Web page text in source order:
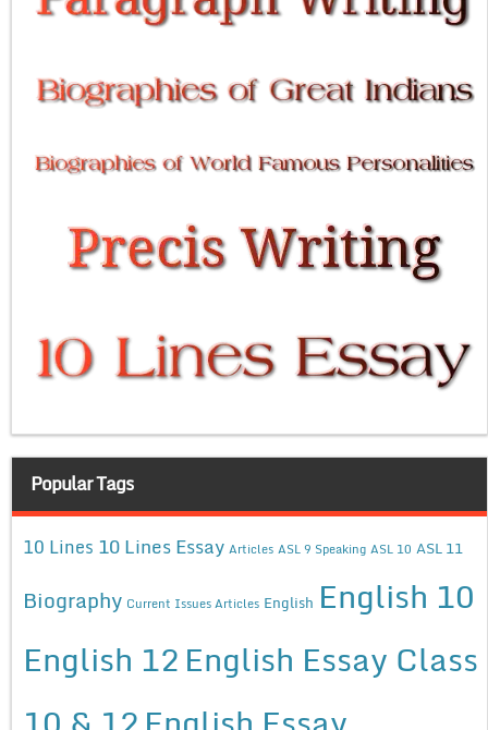
Popular Tags
10 Lines 10 Lines Essay Articles ASL 9 Speaking ASL 10 ASL 11
Biography Current Issues Articles English English 10
English 12English Essay Class